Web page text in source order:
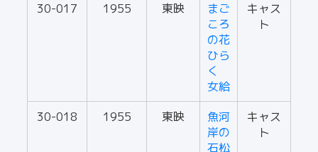
30-017 1955 東映
まご
ころ
の花
ひら
く
女給
キャス
ト
30-018 1955 東映
魚河
岸の
石松
キャス
ト